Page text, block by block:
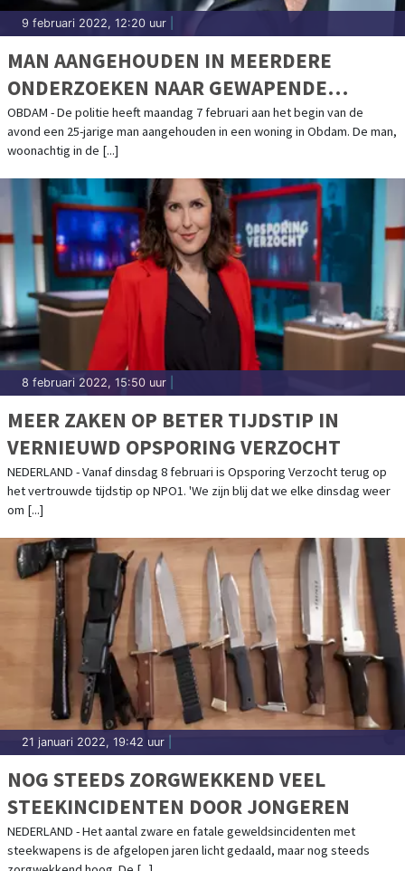
9 februari 2022, 12:20 uur
MAN AANGEHOUDEN IN MEERDERE
ONDERZOEKEN NAAR GEWAPENDE
OVERVALLEN
OBDAM - De politie heeft maandag 7 februari aan het begin van de
avond een 25-jarige man aangehouden in een woning in Obdam. De man,
woonachtig in de [...]
8 februari 2022, 15:50 uur
MEER ZAKEN OP BETER TIJDSTIP IN
VERNIEUWD OPSPORING VERZOCHT
NEDERLAND - Vanaf dinsdag 8 februari is Opsporing Verzocht terug op
het vertrouwde tijdstip op NPO1. 'We zijn blij dat we elke dinsdag weer
om [...]
21 januari 2022, 19:42 uur
NOG STEEDS ZORGWEKKEND VEEL
STEEKINCIDENTEN DOOR JONGEREN
NEDERLAND - Het aantal zware en fatale geweldsincidenten met
steekwapens is de afgelopen jaren licht gedaald, maar nog steeds